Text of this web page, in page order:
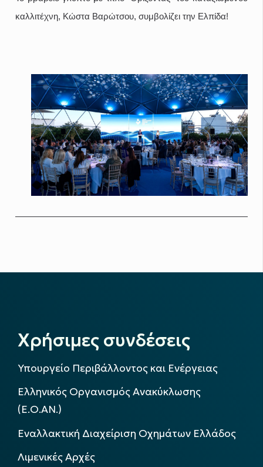
καλλιτέχνη, Κώστα Βαρώτσου, συμβολίζει την Ελπίδα!
Χρήσιμες συνδέσεις
Υπουργείο Περιβάλλοντος και Ενέργειας
Ελληνικός Οργανισμός Ανακύκλωσης
(Ε.Ο.ΑΝ.)
Εναλλακτική Διαχείριση Οχημάτων Ελλάδος
Λιμενικές Αρχές